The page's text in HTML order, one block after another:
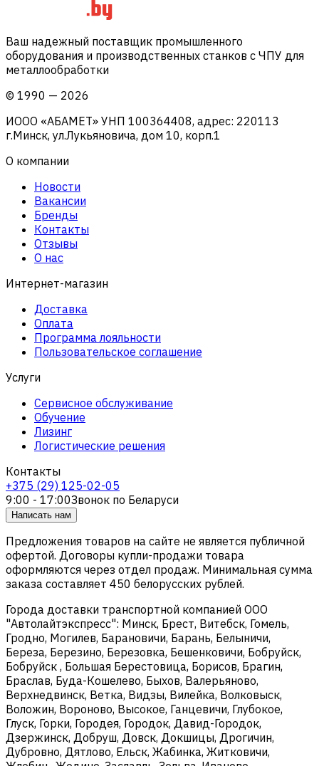
Ваш надежный поставщик промышленного
оборудования и производственных станков с ЧПУ для
металлообработки
© 1990 — 2026
ИООО «АБАМЕТ» УНП 100364408, адрес: 220113
г.Минск, ул.Лукьяновича, дом 10, корп.1
О компании
Новости
Вакансии
Бренды
Контакты
Отзывы
О нас
Интернет-магазин
Доставка
Оплата
Программа лояльности
Пользовательское соглашение
Услуги
Сервисное обслуживание
Обучение
Лизинг
Логистические решения
Контакты
+375 (29) 125-02-05
9:00 - 17:00Звонок по Беларуси
Написать нам
Предложения товаров на сайте не является публичной
офертой. Договоры купли-продажи товара
оформляются через отдел продаж. Минимальная сумма
заказа составляет 450 белорусских рублей.
Города доставки транспортной компанией ООО
"Автолайтэкспресс": Минск, Брест, Витебск, Гомель,
Гродно, Могилев, Барановичи, Барань, Белыничи,
Береза, Березино, Березовка, Бешенковичи, Бобруйск,
Бобруйск , Большая Берестовица, Борисов, Брагин,
Браслав, Буда-Кошелево, Быхов, Валерьяново,
Верхнедвинск, Ветка, Видзы, Вилейка, Волковыск,
Воложин, Вороново, Высокое, Ганцевичи, Глубокое,
Глуск, Горки, Городея, Городок, Давид-Городок,
Дзержинск, Добруш, Довск, Докшицы, Дрогичин,
Дубровно, Дятлово, Ельск, Жабинка, Житковичи,